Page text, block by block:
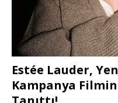
Estée Lauder,
Kampanya